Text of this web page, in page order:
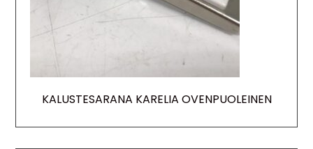
KALUSTESARANA KARELIA OVENPUOLEINEN